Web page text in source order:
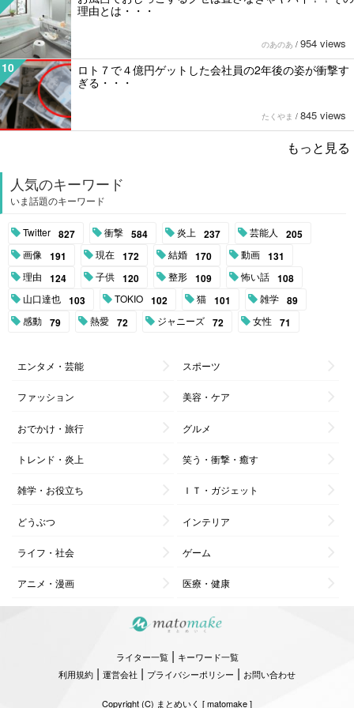
理由とは・・・
のあのあ / 954 views
10
ロト７で４億円ゲットした会社員の2年後の姿が衝撃す
ぎる・・・
たくやま / 845 views
もっと見る
人気のキーワード
いま話題のキーワード
Twitter 827 衝撃 584 炎上 237 芸能人 205
画像 191 現在 172 結婚 170 動画 131
理由 124 子供 120 整形 109 怖い話 108
山口達也 103 TOKIO 102 猫 101 雑学 89
感動 79 熱愛 72 ジャニーズ 72 女性 71
エンタメ・芸能 スポーツ
ファッション 美容・ケア
おでかけ・旅行 グルメ
トレンド・炎上 笑う・衝撃・癒す
雑学・お役立ち ＩＴ・ガジェット
どうぶつ インテリア
ライフ・社会 ゲーム
アニメ・漫画 医療・健康
ライター一覧| キーワード一覧
利用規約 | 運営会社 | プライバシーポリシー | お問い合わせ
Copyright (C) まとめいく [ matomake ]